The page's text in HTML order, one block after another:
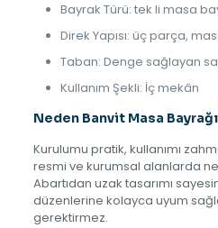
Bayrak Türü: tek li masa
Direk Yapısı: üç parça,
Taban: Denge sağlayan
Kullanım Şekli: İç mekân
Neden Banvit Masa
Kurulumu pratik, kullanımı
resmi ve kurumsal alanlarda
Abartıdan uzak tasarımı
düzenlerine kolayca uyum
gerektirmez.